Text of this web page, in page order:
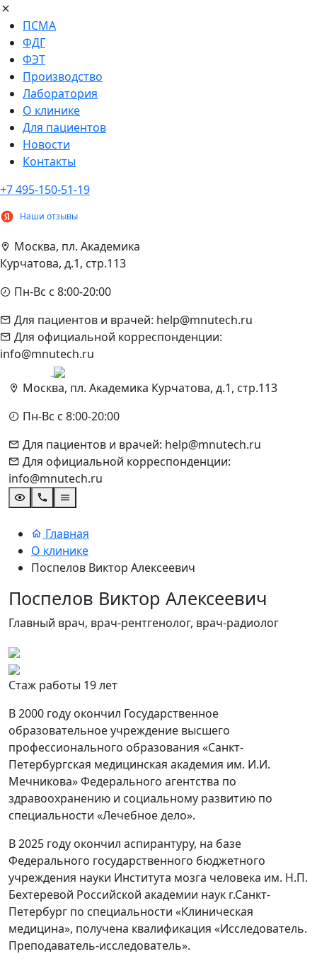
ПСМА
ФДГ
ФЭТ
Производство
Лаборатория
О клинике
Для пациентов
Новости
Контакты
+7 495-150-51-19
Наши отзывы
Москва, пл. Академика
Курчатова, д.1, стр.113
Пн-Вс с 8:00-20:00
Для пациентов и врачей: help@mnutech.ru
Для официальной корреспонденции:
info@mnutech.ru
Москва, пл. Академика Курчатова, д.1, стр.113
Пн-Вс с 8:00-20:00
Для пациентов и врачей: help@mnutech.ru
Для официальной корреспонденции:
info@mnutech.ru
Главная
О клинике
Поспелов Виктор Алексеевич
Поспелов Виктор Алексеевич
Главный врач, врач-рентгенолог, врач-радиолог
Стаж работы 19 лет
В 2000 году окончил Государственное
образовательное учреждение высшего
профессионального образования «Санкт-
Петербургская медицинская академия им. И.И.
Мечникова» Федерального агентства по
здравоохранению и социальному развитию по
специальности «Лечебное дело».
В 2025 году окончил аспирантуру, на базе
Федерального государственного бюджетного
учреждения науки Института мозга человека им. Н.П.
Бехтеревой Российской академии наук г.Санкт-
Петербург по специальности «Клиническая
медицина», получена квалификация «Исследователь.
Преподаватель-исследователь».